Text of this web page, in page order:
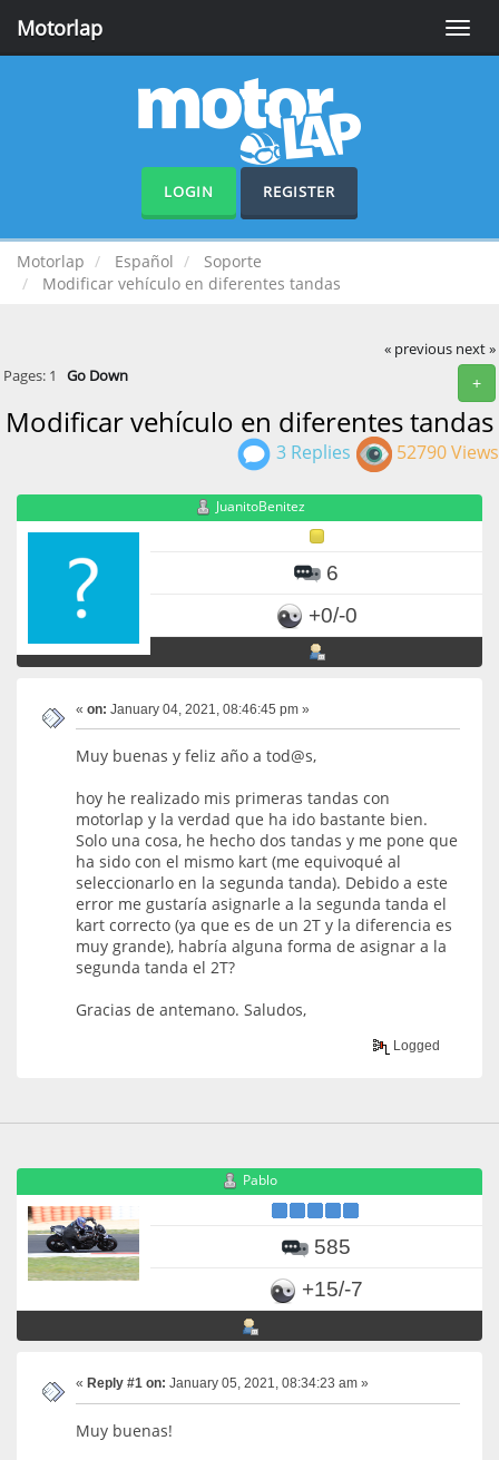
Toggle
Motorlap
LOGIN REGISTER
Motorlap Español
Soporte
Modificar vehículo en diferentes tandas
« previous next »
+
Pages: 1 Go Down
Modificar vehículo en diferentes tandas
3 Replies 52790 Views
JuanitoBenitez
6
+0/-0
« on: January 04, 2021, 08:46:45 pm »
Muy buenas y feliz año a tod@s,
hoy he realizado mis primeras tandas con
motorlap y la verdad que ha ido bastante bien.
Solo una cosa, he hecho dos tandas y me pone que
ha sido con el mismo kart (me equivoqué al
seleccionarlo en la segunda tanda). Debido a este
error me gustaría asignarle a la segunda tanda el
kart correcto (ya que es de un 2T y la diferencia es
muy grande), habría alguna forma de asignar a la
segunda tanda el 2T?
Gracias de antemano. Saludos,
Logged
Pablo
585
+15/-7
« Reply #1 on: January 05, 2021, 08:34:23 am »
Muy buenas!